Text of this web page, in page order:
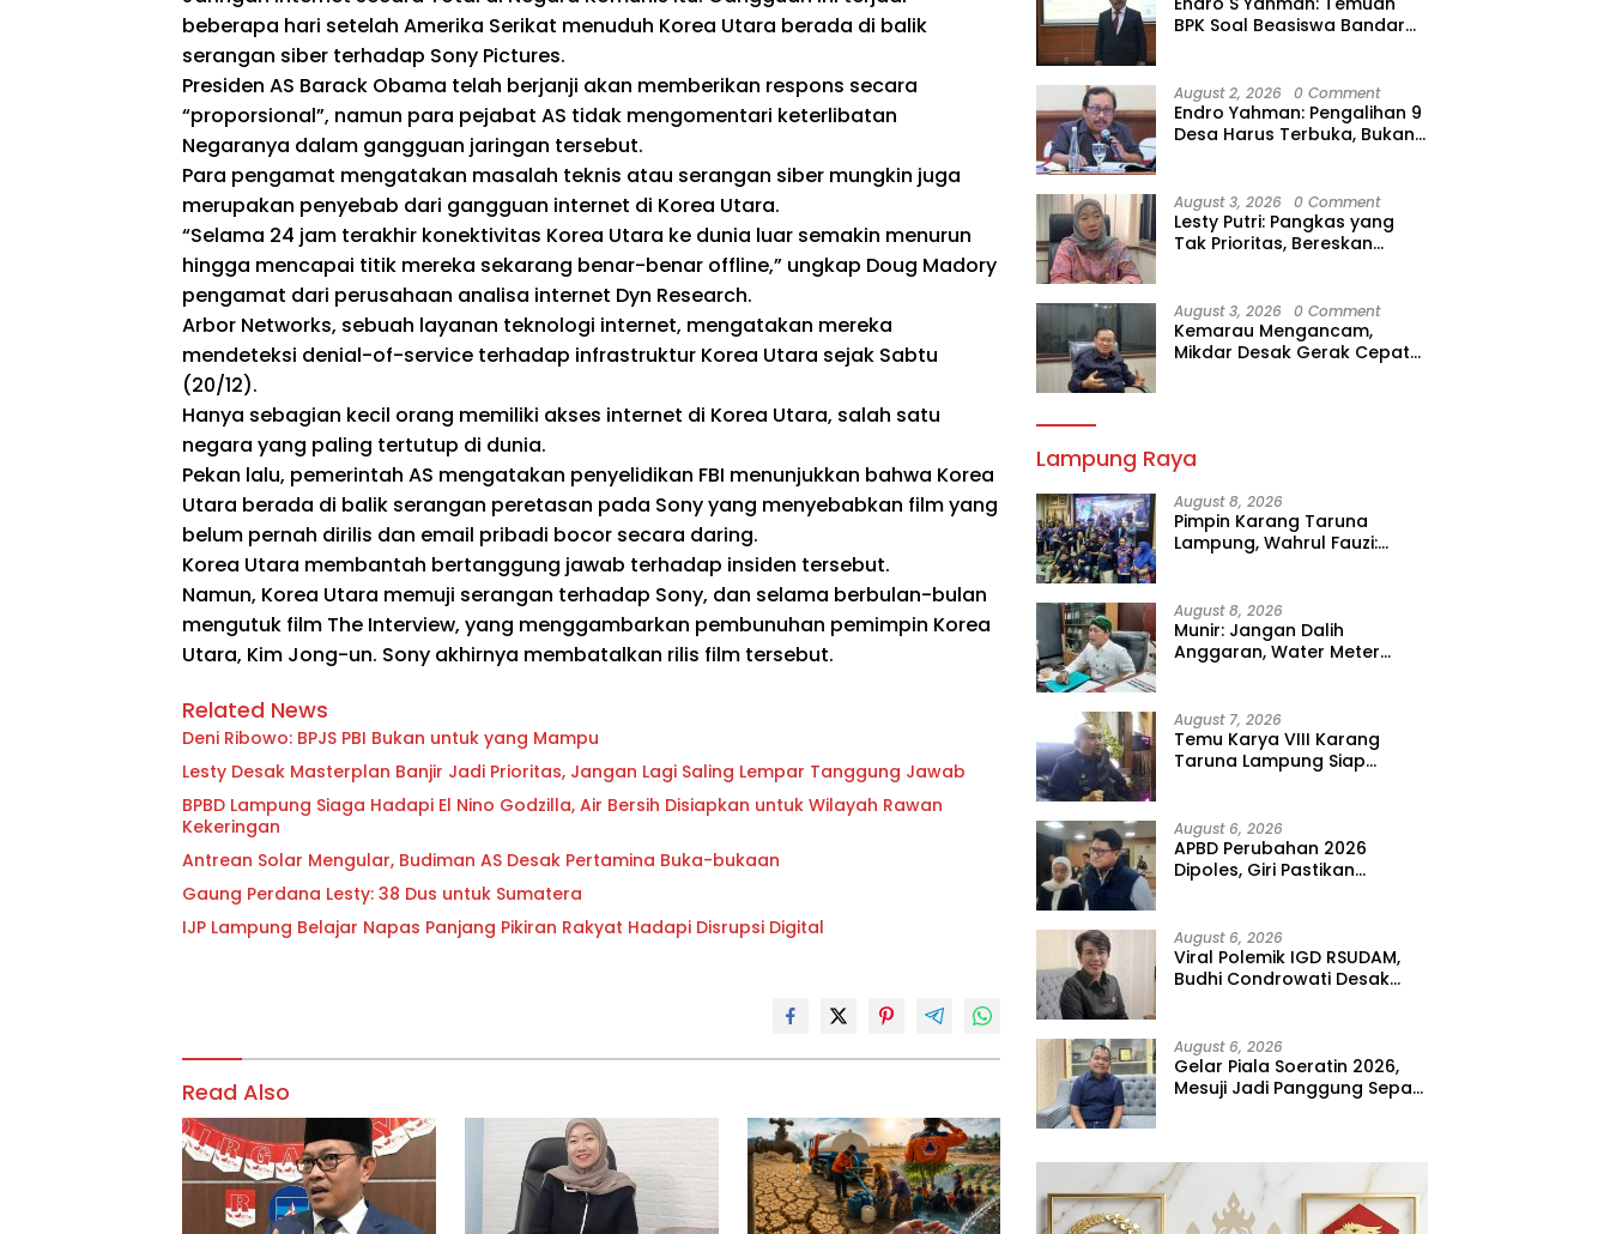
beberapa hari setelah Amerika Serikat menuduh Korea Utara berada di balik
serangan siber terhadap Sony Pictures.
Presiden AS Barack Obama telah berjanji akan memberikan respons secara
“proporsional”, namun para pejabat AS tidak mengomentari keterlibatan
Negaranya dalam gangguan jaringan tersebut.
Para pengamat mengatakan masalah teknis atau serangan siber mungkin juga
merupakan penyebab dari gangguan internet di Korea Utara.
“Selama 24 jam terakhir konektivitas Korea Utara ke dunia luar semakin menurun
hingga mencapai titik mereka sekarang benar-benar offline,” ungkap Doug Madory
pengamat dari perusahaan analisa internet Dyn Research.
Arbor Networks, sebuah layanan teknologi internet, mengatakan mereka
mendeteksi denial-of-service terhadap infrastruktur Korea Utara sejak Sabtu
(20/12).
Hanya sebagian kecil orang memiliki akses internet di Korea Utara, salah satu
negara yang paling tertutup di dunia.
Pekan lalu, pemerintah AS mengatakan penyelidikan FBI menunjukkan bahwa Korea
Utara berada di balik serangan peretasan pada Sony yang menyebabkan film yang
belum pernah dirilis dan email pribadi bocor secara daring.
Korea Utara membantah bertanggung jawab terhadap insiden tersebut.
Namun, Korea Utara memuji serangan terhadap Sony, dan selama berbulan-bulan
mengutuk film The Interview, yang menggambarkan pembunuhan pemimpin Korea
Utara, Kim Jong-un. Sony akhirnya membatalkan rilis film tersebut.
Related News
Deni Ribowo: BPJS PBI Bukan untuk yang Mampu
Lesty Desak Masterplan Banjir Jadi Prioritas, Jangan Lagi Saling Lempar Tanggung Jawab
BPBD Lampung Siaga Hadapi El Nino Godzilla, Air Bersih Disiapkan untuk Wilayah Rawan
Kekeringan
Antrean Solar Mengular, Budiman AS Desak Pertamina Buka-bukaan
Gaung Perdana Lesty: 38 Dus untuk Sumatera
IJP Lampung Belajar Napas Panjang Pikiran Rakyat Hadapi Disrupsi Digital
Read Also
BPK Soal Beasiswa Bandar
August 2, 2026 0 Comment
Endro Yahman: Pengalihan 9
Desa Harus Terbuka, Bukan
August 3, 2026 0 Comment
Lesty Putri: Pangkas yang
Tak Prioritas, Bereskan
August 3, 2026 0 Comment
Kemarau Mengancam,
Mikdar Desak Gerak Cepat
Lampung Raya
August 8, 2026
Pimpin Karang Taruna
Lampung, Wahrul Fauzi:
August 8, 2026
Munir: Jangan Dalih
Anggaran, Water Meter
August 7, 2026
Temu Karya VIII Karang
Taruna Lampung Siap
August 6, 2026
APBD Perubahan 2026
Dipoles, Giri Pastikan
August 6, 2026
Viral Polemik IGD RSUDAM,
Budhi Condrowati Desak
August 6, 2026
Gelar Piala Soeratin 2026,
Mesuji Jadi Panggung Sepak